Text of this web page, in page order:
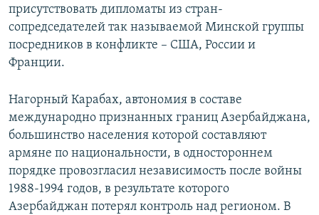
присутствовать дипломаты из стран-
сопредседателей так называемой Минской группы
посредников в конфликте – США, России и
Франции.
Нагорный Карабах, автономия в составе
международно признанных границ Азербайджана,
большинство населения которой составляют
армяне по национальности, в одностороннем
порядке провозгласил независимость после войны
1988-1994 годов, в результате которого
Азербайджан потерял контроль над регионом. В